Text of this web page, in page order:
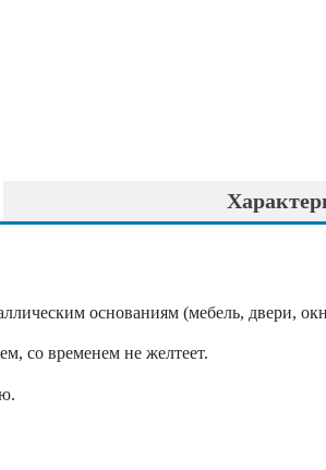
основаниям (мебель, двери,
со временем не желтеет.